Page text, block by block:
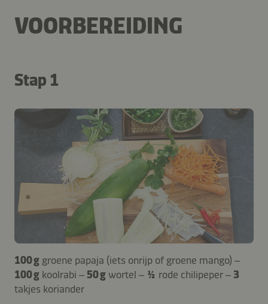
VOORBEREIDING
Stap 1
100 g groene papaja (iets onrijp of groene mango) –
100 g koolrabi – 50 g wortel – ½ rode chilipeper – 3
takjes koriander